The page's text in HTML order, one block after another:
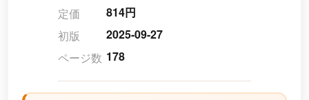
定価
814円
初版
2025-09-27
ページ数 178